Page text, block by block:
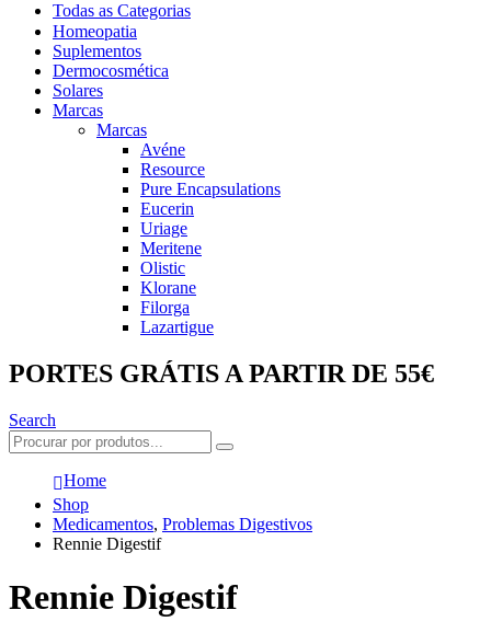
Todas as Categorias
Homeopatia
Suplementos
Dermocosmética
Solares
Marcas
Marcas
Avéne
Resource
Pure Encapsulations
Eucerin
Uriage
Meritene
Olistic
Klorane
Filorga
Lazartigue
PORTES GRÁTIS A PARTIR DE 55€
Search
Home
Shop
Medicamentos, Problemas Digestivos
Rennie Digestif
Rennie Digestif